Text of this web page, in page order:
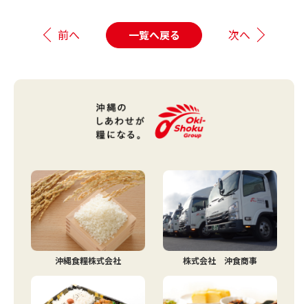
前へ 一覧へ戻る 次へ
沖縄食糧株式会社 株式会社 沖食商事